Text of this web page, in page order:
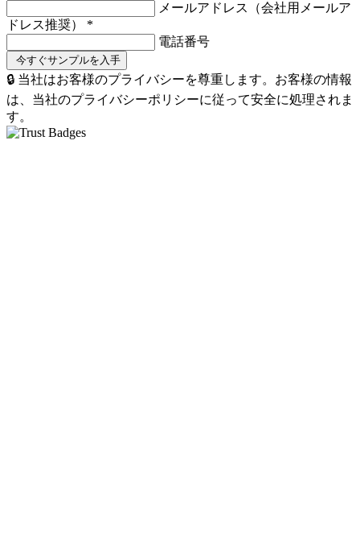
メールアドレス（会社用メールア
ドレス推奨） *
電話番号
🔒 当社はお客様のプライバシーを尊重します。お客様の情報
は、当社のプライバシーポリシーに従って安全に処理されま
す。